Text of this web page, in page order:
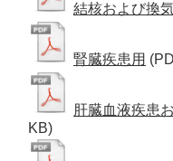
結核および換
腎臓疾患用
肝臓血液疾患
KB)